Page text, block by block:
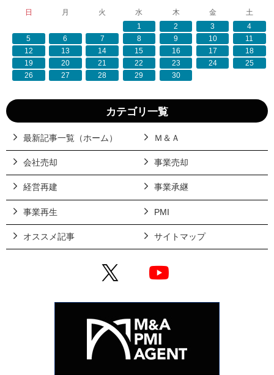
日 月 火 水 木 金
土
1
2 3
4
5
6 7 8 9 10
11
12
13 14 15 16 17
18
19
20 21 22 23 24
25
26
27 28 29 30
カテゴリ一覧
最新記事一覧（ホーム） Ｍ＆Ａ
会社売却 事業売却
経営再建 事業承継
事業再生 PMI
オススメ記事 サイトマップ
X